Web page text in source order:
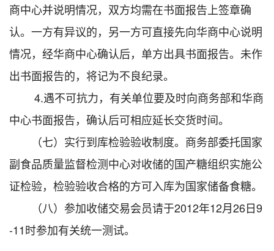
商中心并说明情况，双方均需在书面报告上签章确
认。一方有异议的，另一方可直接先向华商中心说明
情况，经华商中心确认后，单方出具书面报告。未作
出书面报告的，将记为不良纪录。
4.遇不可抗力，有关单位要及时向商务部和华商
中心书面报告，确认后可相应延长交货时间。
（七）实行到库检验验收制度。商务部委托国家
副食品质量监督检测中心对收储的国产糖组织实施公
证检验，检验验收合格的方可入库为国家储备食糖。
（八）参加收储交易会员请于2012年12月26日9
-11时参加有关统一测试。